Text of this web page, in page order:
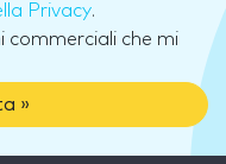
Privacy.
commerciali che mi
»